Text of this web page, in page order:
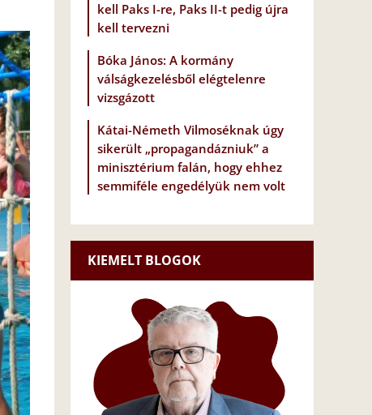
kell Paks I-re, Paks II-t pedig újra
kell tervezni
Bóka János: A kormány
válságkezelésből elégtelenre
vizsgázott
Kátai-Németh Vilmoséknak úgy
sikerült „propagandázniuk” a
minisztérium falán, hogy ehhez
semmiféle engedélyük nem volt
KIEMELT BLOGOK